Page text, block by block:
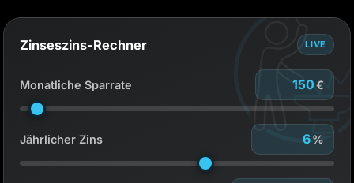
Zinseszins-Rechner LIVE
Monatliche Sparrate €
Jährlicher Zins %